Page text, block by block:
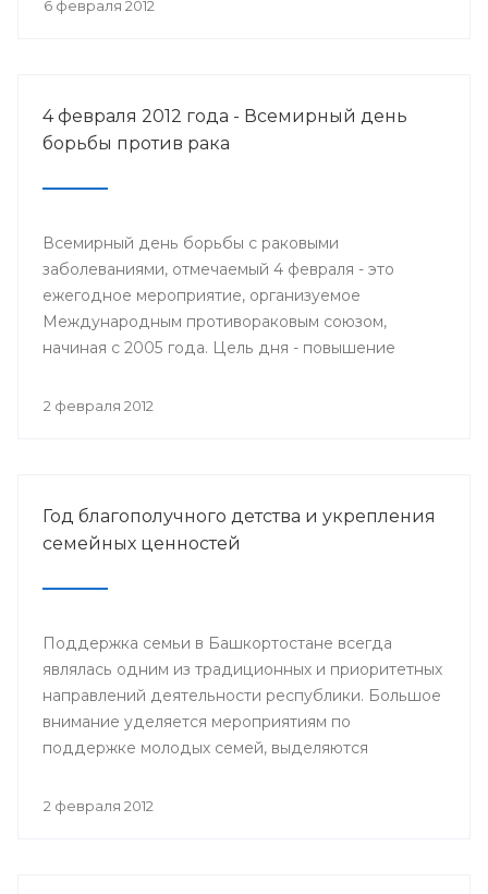
6 февраля 2012
4 февраля 2012 года - Всемирный день
борьбы против рака
Всемирный день борьбы с раковыми
заболеваниями, отмечаемый 4 февраля - это
ежегодное мероприятие, организуемое
Международным противораковым союзом,
начиная с 2005 года. Цель дня - повышение
онкологических заболеваниях, их
2 февраля 2012
Год благополучного детства и укрепления
семейных ценностей
Поддержка семьи в Башкортостане всегда
являлась одним из традиционных и приоритетных
направлений деятельности республики. Большое
внимание уделяется мероприятиям по
поддержке молодых семей, выделяются
материнского капитала, строятся современные
2 февраля 2012